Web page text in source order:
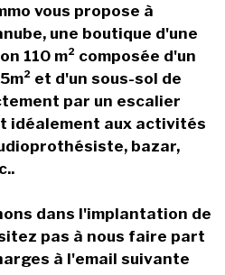
vous propose à
une boutique d'une
110 m² composée d'un
et d'un sous-sol de
par un escalier
idéalement aux activités
bazar,
dans l'implantation de
pas à nous faire part
à l'email suivante